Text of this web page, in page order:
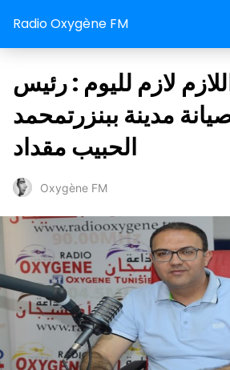
Radio Oxygène FM
لازم لليوم : رئيس
مدينة ببنزرتمحمد
الحبيب مقداد
Oxygène FM